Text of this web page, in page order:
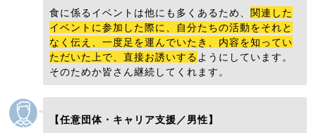
食に係るイベントは他にも多くあるため、関連した
イベントに参加した際に、自分たちの活動をそれと
なく伝え、一度足を運んでいたき、内容を知ってい
ただいた上で、直接お誘いする ようにしています。
そのためか皆さん継続してくれます。
【任意団体・キャリア支援／男性】